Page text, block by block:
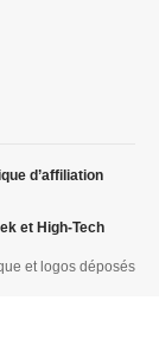
et logos déposés
d’affiliation
et High-Tech